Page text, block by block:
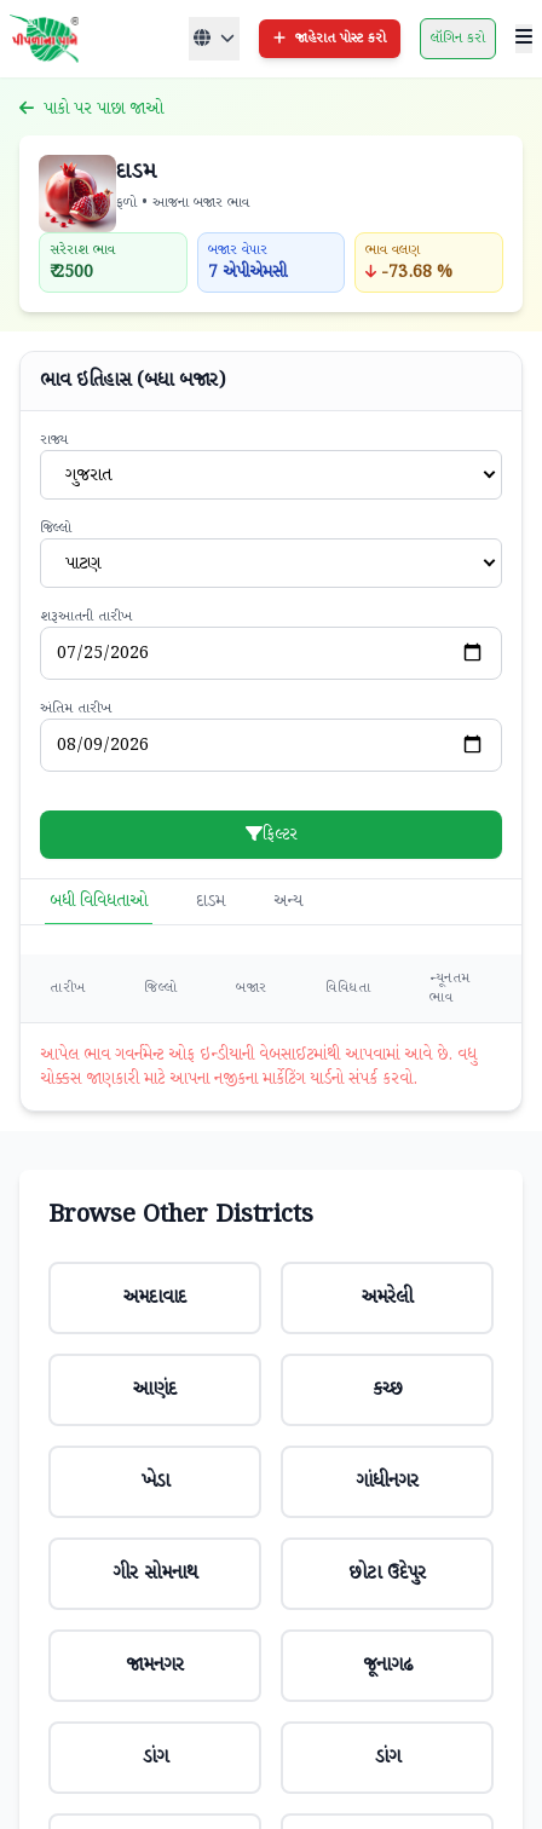
જાહેરાત પોસ્ટ કરો લૉગિન કરો
પાકો પર પાછા જાઓ
દાડમ
ફળો • આજના બજાર ભાવ
સરેરાશ ભાવ
₹ 2500
બજાર વેપાર
7 એપીએમસી
ભાવ વલણ
-73.68 %
ભાવ ઇતિહાસ (બધા બજાર)
રાજ્ય
ગુજરાત
જિલ્લો
પાટણ
શરૂઆતની તારીખ
અંતિમ તારીખ
ફિલ્ટર
બધી વિવિધતાઓ દાડમ અન્ય
તારીખ જિલ્લો બજાર વિવિધતા
ન્યૂનતમ
ભાવ
આપેલ ભાવ ગવર્નમેન્ટ ઓફ ઇન્ડીયાની વેબસાઈટમાંથી આપવામાં આવે છે. વધુ
ચોક્કસ જાણકારી માટે આપના નજીકના માર્કેટિંગ યાર્ડનો સંપર્ક કરવો.
Browse Other Districts
અમદાવાદ અમરેલી
આણંદ કચ્છ
ખેડા ગાંધીનગર
ગીર સોમનાથ છોટા ઉદેપુર
જામનગર જૂનાગઢ
ડાંગ ડાંગ